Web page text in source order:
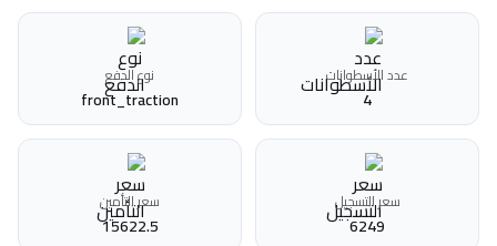
عدد الأسطوانات
4
نوع الدفع
front_traction
سعر التسجيل
6249
سعر التأمين
15622.5